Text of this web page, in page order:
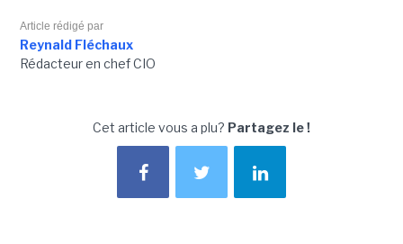
Article rédigé par
Reynald Fléchaux
Rédacteur en chef CIO
Cet article vous a plu? Partagez le !